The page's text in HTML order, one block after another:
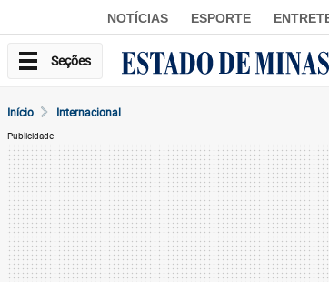
NOTÍCIAS ESPORTE
Seções
Início Internacional
Publicidade